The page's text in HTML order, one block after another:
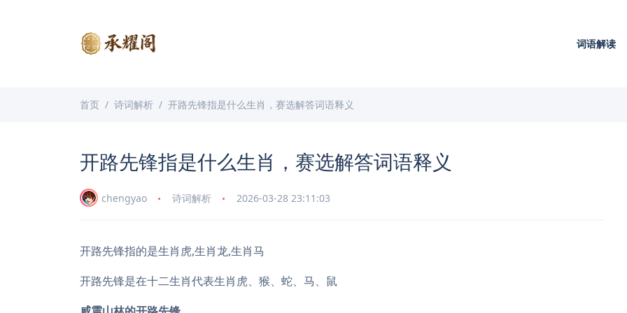
词语解读
首页 诗词解析 开路先锋指是什么生肖，赛选解答词语释义
开路先锋指是什么生肖，赛选解答词语释义
chengyao 诗词解析 2026-03-28 23:11:03
开路先锋指的是生肖虎,生肖龙,生肖马
开路先锋是在十二生肖代表生肖虎、猴、蛇、马、鼠